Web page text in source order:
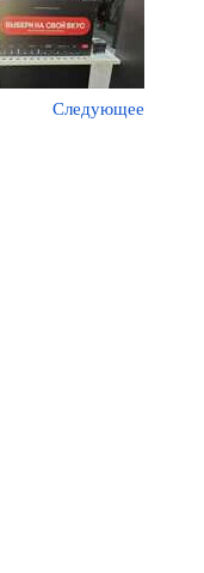
Следующее